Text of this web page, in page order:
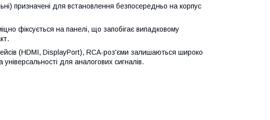
призначені для встановлення безпосередньо на корпус
фіксується на панелі, що запобігає випадковому
(HDMI, DisplayPort), RCA-роз'єми залишаються широко
для аналогових сигналів.